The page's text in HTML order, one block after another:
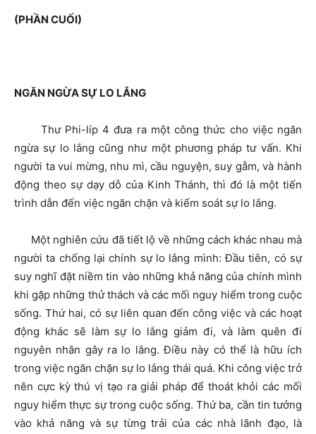
(PHẦN CUỐI)
NGĂN NGỪA SỰ LO LẮNG
Thư Phi-líp 4 đưa ra một công thức cho việc ngăn
ngừa sự lo lắng cũng như một phương pháp tư vấn. Khi
người ta vui mừng, nhu mì, cầu nguyện, suy gẫm, và hành
động theo sự dạy dỗ của Kinh Thánh, thì đó là một tiến
trình dẫn đến việc ngăn chặn và kiểm soát sự lo lắng.
Một nghiên cứu đã tiết lộ về những cách khác nhau mà
người ta chống lại chính sự lo lắng mình: Đầu tiên, có sự
suy nghĩ đặt niềm tin vào những khả năng của chính mình
khi gặp những thử thách và các mối nguy hiểm trong cuộc
sống. Thứ hai, có sự liên quan đến công việc và các hoạt
động khác sẽ làm sự lo lắng giảm đi, và làm quên đi
nguyên nhân gây ra lo lắng. Điều này có thể là hữu ích
trong việc ngăn chặn sự lo lắng thái quá. Khi công việc trở
nên cực kỳ thú vị tạo ra giải pháp để thoát khỏi các mối
nguy hiểm thực sự trong cuộc sống. Thứ ba, cần tin tưởng
vào khả năng và sự từng trải của các nhà lãnh đạo, là